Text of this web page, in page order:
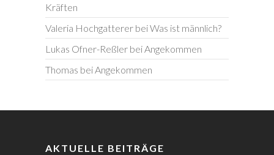
Kräften
Valeria Hochgatterer beiWas ist männlich?
Lukas Ofner-Reßler beiAngekommen
Thomas beiAngekommen
AKTUELLE BEITRÄGE